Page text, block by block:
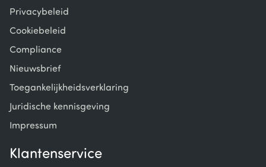
Privacybeleid
Cookiebeleid
Compliance
Nieuwsbrief
Toegankelijkheidsverklaring
Juridische kennisgeving
Impressum
Klantenservice